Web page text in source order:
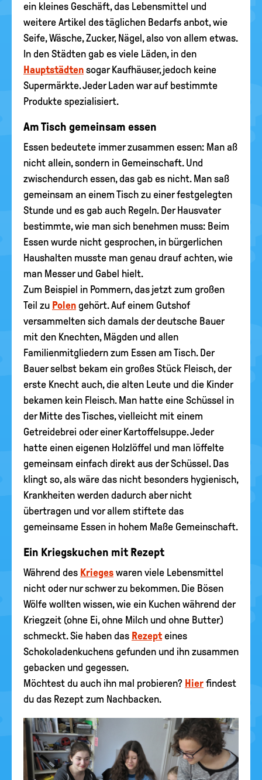
ein kleines Geschäft, das Lebensmittel und
weitere Artikel des täglichen Bedarfs anbot, wie
Seife, Wäsche, Zucker, Nägel, also von allem etwas.
In den Städten gab es viele Läden, in den
Hauptstädten sogar Kaufhäuser, jedoch keine
Supermärkte. Jeder Laden war auf bestimmte
Produkte spezialisiert.
Am Tisch gemeinsam essen
Essen bedeutete immer zusammen essen: Man aß
nicht allein, sondern in Gemeinschaft. Und
zwischendurch essen, das gab es nicht. Man saß
gemeinsam an einem Tisch zu einer festgelegten
Stunde und es gab auch Regeln. Der Hausvater
bestimmte, wie man sich benehmen muss: Beim
Essen wurde nicht gesprochen, in bürgerlichen
Haushalten musste man genau drauf achten, wie
man Messer und Gabel hielt.
Zum Beispiel in Pommern, das jetzt zum großen
Teil zu Polen gehört. Auf einem Gutshof
versammelten sich damals der deutsche Bauer
mit den Knechten, Mägden und allen
Familienmitgliedern zum Essen am Tisch. Der
Bauer selbst bekam ein großes Stück Fleisch, der
erste Knecht auch, die alten Leute und die Kinder
bekamen kein Fleisch. Man hatte eine Schüssel in
der Mitte des Tisches, vielleicht mit einem
Getreidebrei oder einer Kartoffelsuppe. Jeder
hatte einen eigenen Holzlöffel und man löffelte
gemeinsam einfach direkt aus der Schüssel. Das
klingt so, als wäre das nicht besonders hygienisch,
Krankheiten werden dadurch aber nicht
übertragen und vor allem stiftete das
gemeinsame Essen in hohem Maße Gemeinschaft.
Ein Kriegskuchen mit Rezept
Während des Krieges waren viele Lebensmittel
nicht oder nur schwer zu bekommen. Die Bösen
Wölfe wollten wissen, wie ein Kuchen während der
Kriegzeit (ohne Ei, ohne Milch und ohne Butter)
schmeckt. Sie haben das Rezepteines
Schokoladenkuchens gefunden und ihn zusammen
gebacken und gegessen.
Möchtest du auch ihn mal probieren? Hier findest
du das Rezept zum Nachbacken.